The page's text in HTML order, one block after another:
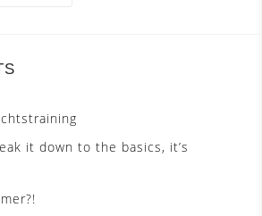
it down to the basics, it’s